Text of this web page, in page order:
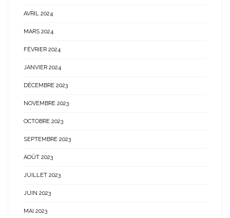
AVRIL 2024
MARS 2024
FÉVRIER 2024
JANVIER 2024
DÉCEMBRE 2023
NOVEMBRE 2023
OCTOBRE 2023
SEPTEMBRE 2023
AOÛT 2023
JUILLET 2023
JUIN 2023
MAI 2023